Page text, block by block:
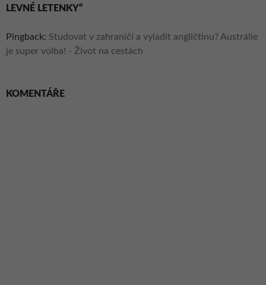
LEVNÉ LETENKY“
Pingback: Studovat v zahraničí a vyladit angličtinu? Austrálie
je super volba! - Život na cestách
KOMENTÁŘE